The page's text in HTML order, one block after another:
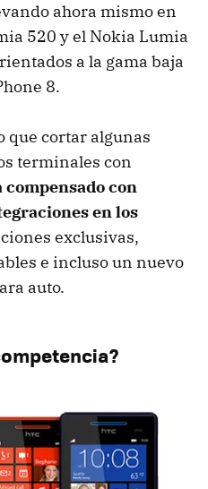
ahora mismo en
520 y el Nokia Lumia
a la gama baja
8.
que cortar algunas
terminales con
compensado con
en los
exclusivas,
e incluso un nuevo
auto.